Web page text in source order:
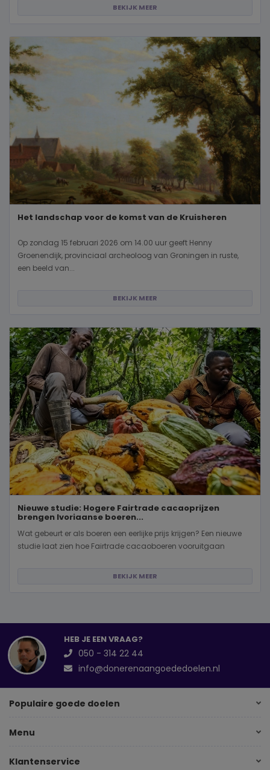
BEKIJK MEER
Het landschap voor de komst van de Kruisheren
Op zondag 15 februari 2026 om 14.00 uur geeft Henny
Groenendijk, provinciaal archeoloog van Groningen in ruste,
een beeld van...
BEKIJK MEER
Nieuwe studie: Hogere Fairtrade cacaoprijzen
brengen Ivoriaanse boeren...
Wat gebeurt er als boeren een eerlijke prijs krijgen? Een nieuwe
studie laat zien hoe Fairtrade cacaoboeren vooruitgaan
BEKIJK MEER
HEB JE EEN VRAAG?
050 - 314 22 44
info@donerenaangoededoelen.nl
Populaire goede doelen
Menu
Klantenservice